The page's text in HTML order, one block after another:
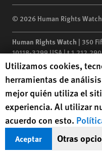
© 2026 Human Rights Watch
Human Rights Watch | 350
10118-3299USA|t
Human Rights Watchis a
under EIN: 13-2875808
Human Rights Watch
Utilizamos cookies,
herramientas de
mejor quién utiliza el
experiencia. Al utilizar
acuerdo con esto.
Aceptar Otras